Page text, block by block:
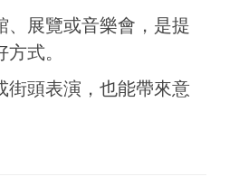
、展覽或音樂會，是提
式。
街頭表演，也能帶來意